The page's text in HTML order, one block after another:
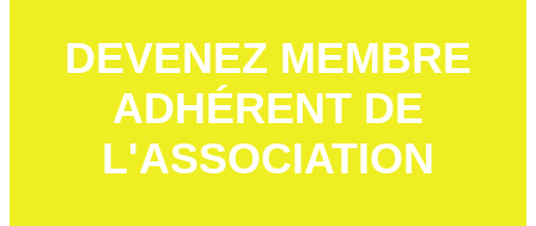
DEVENEZ MEMBRE
ADHÉRENT DE
L'ASSOCIATION